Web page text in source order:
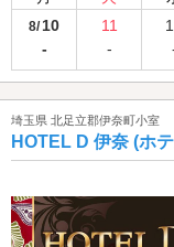
8/ 10
-
11
-
埼玉県 北足立郡伊奈町小室
HOTEL D 伊奈 (ホ